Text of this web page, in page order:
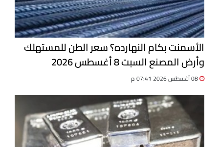
الأسمنت بكام النهارده؟ سعر الطن للمستهلك
وأرض المصنع السبت 8 أغسطس 2026